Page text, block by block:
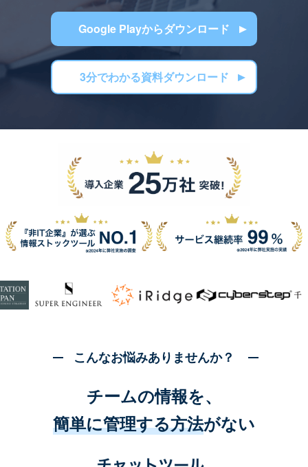
Google Playからダウンロード
3分でわかる資料ダウンロード
こんなお悩みありませんか？
チームの情報を、
簡単に管理する方法がない